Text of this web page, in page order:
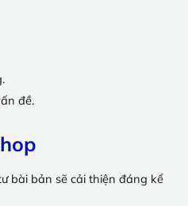
đề.
bài bản sẽ cải thiện đáng kể